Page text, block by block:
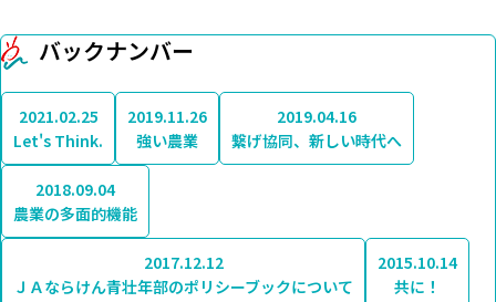
バックナンバー
2021.02.25
Let's Think.
2019.11.26
強い農業
2019.04.16
繋げ協同、新しい時代へ
2018.09.04
農業の多面的機能
2017.12.12
ＪＡならけん青壮年部のポリシーブックについて
2015.10.14
共に！